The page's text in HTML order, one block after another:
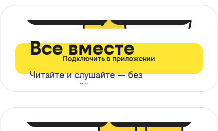
Все вместе
Читайте и слушайте — без
ограничений*
Подключить в приложении